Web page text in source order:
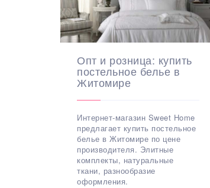
Опт и розница: купить
постельное белье в
Житомире
Интернет-магазин Sweet Home
предлагает купить постельное
белье в Житомире по цене
производителя. Элитные
комплекты, натуральные
ткани, разнообразие
оформления.